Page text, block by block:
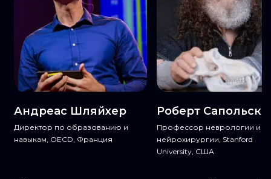
Андреас Шляйхер
Директор по образованию и
навыкам, OECD, Франция
Роберт Сапольски
Профессор неврологии и
нейрохирургии, Stanford
University, США